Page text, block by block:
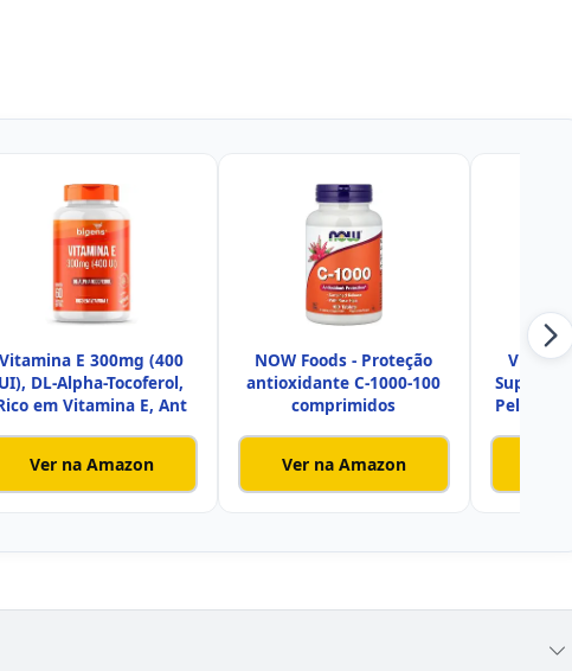
Vitamina E 300mg (400
UI), DL-Alpha-Tocoferol,
em Vitamina E, Ant
Ver na Amazon
NOW Foods - Proteção
antioxidante C-1000-100
comprimidos
Ver na Amazon
Suporte
Pele e